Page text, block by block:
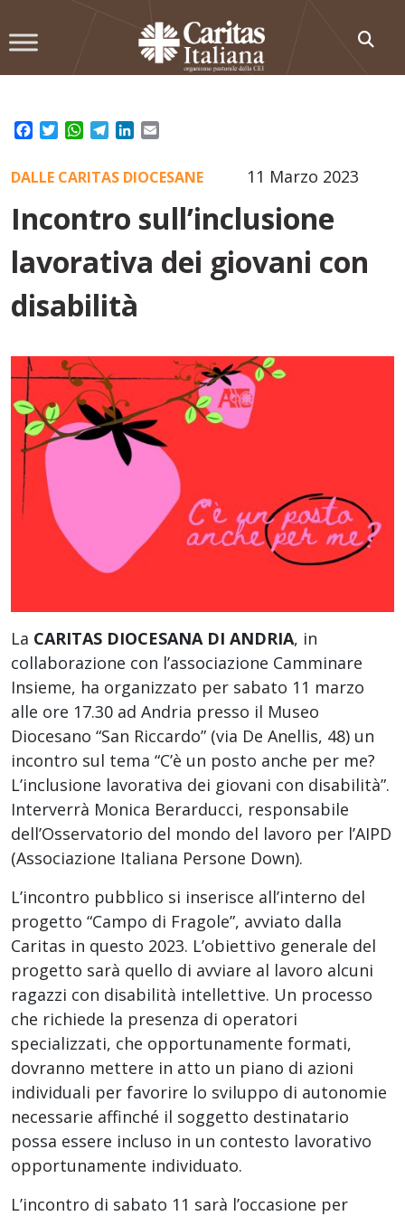
to
Facebook
TwitterWhatsApp
TelegramLinkedIn
11 Marzo 2023
DALLE CARITAS DIOCESANE
Incontro sull’inclusione
lavorativa dei giovani con
disabilità
La CARITAS DIOCESANA DI ANDRIA, in
collaborazione con l’associazione Camminare
Insieme, ha organizzato per sabato 11 marzo
alle ore 17.30 ad Andria presso il Museo
Diocesano “San Riccardo” (via De Anellis, 48) un
incontro sul tema “C’è un posto anche per me?
L’inclusione lavorativa dei giovani con disabilità”.
Interverrà Monica Berarducci, responsabile
dell’Osservatorio del mondo del lavoro per l’AIPD
(Associazione Italiana Persone Down).
L’incontro pubblico si inserisce all’interno del
progetto “Campo di Fragole”, avviato dalla
Caritas in questo 2023. L’obiettivo generale del
progetto sarà quello di avviare al lavoro alcuni
ragazzi con disabilità intellettive. Un processo
che richiede la presenza di operatori
specializzati, che opportunamente formati,
dovranno mettere in atto un piano di azioni
individuali per favorire lo sviluppo di autonomie
necessarie affinché il soggetto destinatario
possa essere incluso in un contesto lavorativo
opportunamente individuato.
L’incontro di sabato 11 sarà l’occasione per